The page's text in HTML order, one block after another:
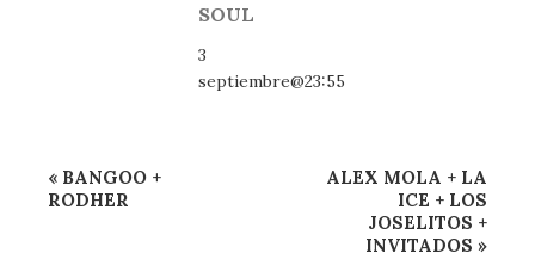
SOUL
3
septiembre@23:55
Navegación
del
« BANGOO +
RODHER
ALEX MOLA + LA
ICE + LOS
JOSELITOS +
INVITADOS »